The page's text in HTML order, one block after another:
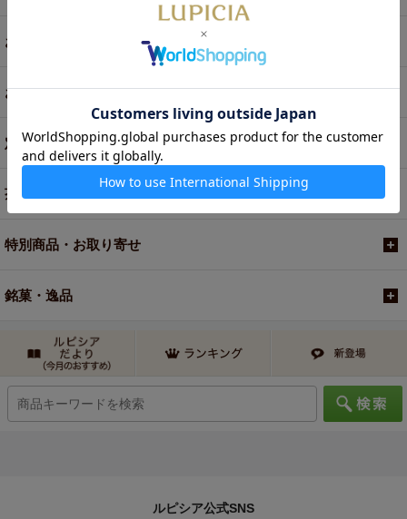
お菓子・食品・飲料
お買い得商品
定期便
茶器・オリジナルグッズ
特別商品・お取り寄せ
銘菓・逸品
ルピシア公式SNS